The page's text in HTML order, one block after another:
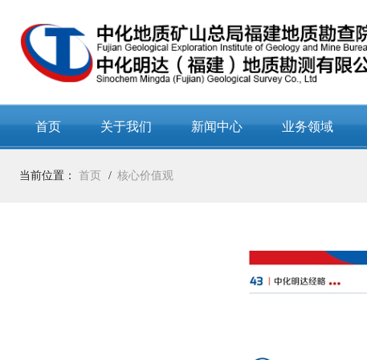
首页 关于我们 新闻中心 业务领域
当前位置： 首页 核心价值观